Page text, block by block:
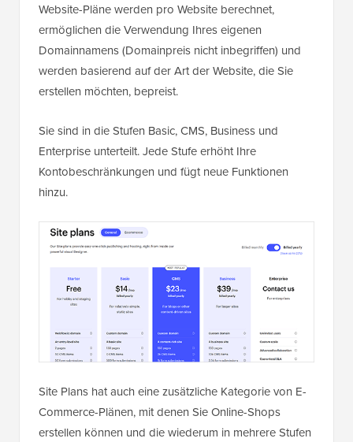
Website-Pläne werden pro Website berechnet,
ermöglichen die Verwendung Ihres eigenen
Domainnamens (Domainpreis nicht inbegriffen) und
werden basierend auf der Art der Website, die Sie
erstellen möchten, bepreist.
Sie sind in die Stufen Basic, CMS, Business und
Enterprise unterteilt. Jede Stufe erhöht Ihre
Kontobeschränkungen und fügt neue Funktionen
hinzu.
Site Plans hat auch eine zusätzliche Kategorie von E-
Commerce-Plänen, mit denen Sie Online-Shops
erstellen können und die wiederum in mehrere Stufen